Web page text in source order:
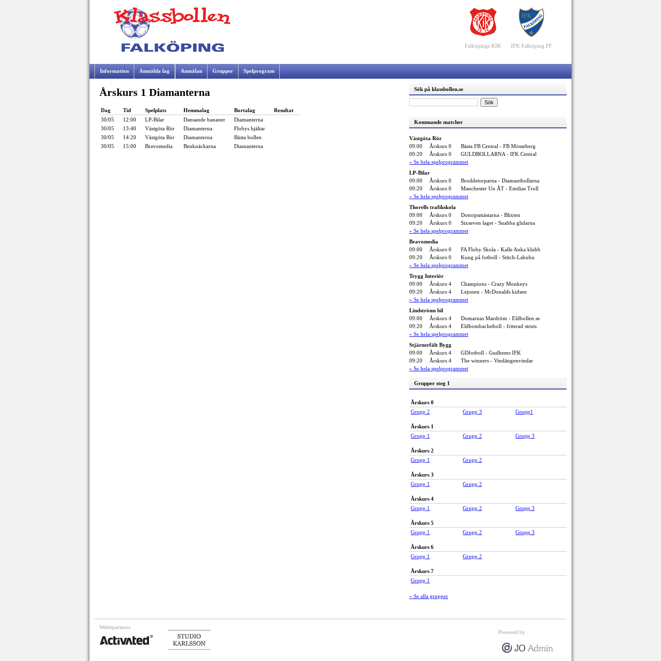
Falköpings KIK IFK Falköping FF
Information Anmälda lag Anmälan Grupper Spelprogram
Samarbetspartners
Årskurs 1 Diamanterna
Dag Tid Spelplats Hemmalag Bortalag
Resultat
30/05
12:00 LP-Bilar Dansande bananer
Diamanterna
30/05
13:40 Västgöta Rör Diamanterna
Flobys hjältar
30/05
14:20 Västgöta Rör Diamanterna
Bästa bollen
30/05
15:00 Bravomedia Benknäckarna Diamanterna
Sök på klassbollen.se
Kommande matcher
Västgöta Rör
09:00
Årskurs 0
Bästa FB Central - FB Mösseberg
09:20
Årskurs 0
GULDBOLLARNA - IFK Central
» Se hela spelprogrammet
LP-Bilar
09:00
Årskurs 0
Broddetorparna - Diamantbollarna
09:20
Årskurs 0
Manchester Un ÅT - Emilias Troll
» Se hela spelprogrammet
Thorells trafikskola
09:00
Årskurs 0
Dotorpsmästarna - Blixten
09:20
Årskurs 0
Sixseven laget - Snabba glidarna
» Se hela spelprogrammet
Bravomedia
09:00
Årskurs 0
FA Floby Skola - Kalle Anka klubb
09:20
Årskurs 0
Kung på fotboll - Stitch-Labubu
» Se hela spelprogrammet
Trygg Interiör
09:00
Årskurs 4
Champions - Crazy Monkeys
09:20
Årskurs 4
Lejonen - McDonalds kidsen
» Se hela spelprogrammet
Lindströms bil
09:00
Årskurs 4
Domarnas Mardröm - Eldbollen.se
09:20
Årskurs 4
Eldbombaclutboll - friterad struts
» Se hela spelprogrammet
Stjärnerfält Bygg
09:00
Årskurs 4
GDfotboll - Gudhems IFK
09:20
Årskurs 4
The winners - Vindängenvindar
» Se hela spelprogrammet
Grupper steg 1
Årskurs 0
Grupp 2
Grupp 3 Grupp1
Årskurs 1
Grupp 1
Grupp 2 Grupp 3
Årskurs 2
Grupp 1
Grupp 2
Årskurs 3
Grupp 1
Grupp 2
Årskurs 4
Grupp 1
Grupp 2 Grupp 3
Årskurs 5
Grupp 1
Grupp 2 Grupp 3
Årskurs 6
Grupp 1
Grupp 2
Årskurs 7
Grupp 1
» Se alla grupper
Webbpartners
Powered by